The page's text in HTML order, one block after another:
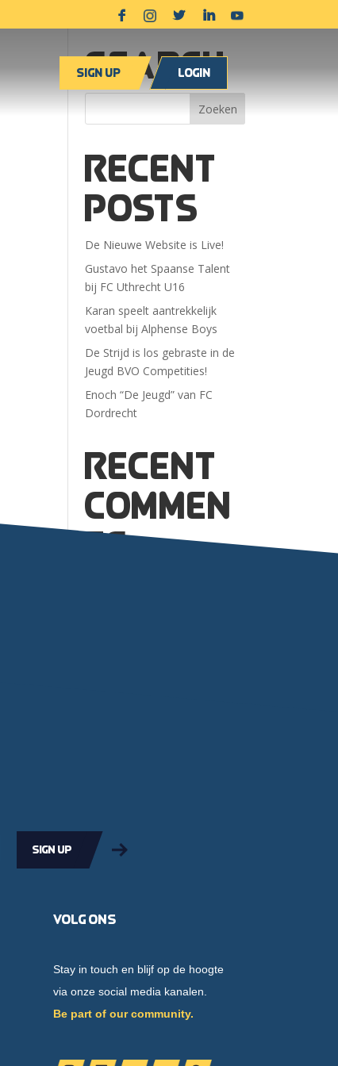
Login
Sign up
Search
Recent
Posts
De Nieuwe Website is Live!
Gustavo het Spaanse Talent
bij FC Uthrecht U16
Karan speelt aantrekkelijk
voetbal bij Alphense Boys
De Strijd is los gebraste in de
Jeugd BVO Competities!
Enoch “De Jeugd” van FC
Dordrecht
Recent
Commen
ts
Sign up
Volg ons
Stay in touch en blijf op de hoogte
via onze social media kanalen.
Be part of our community.